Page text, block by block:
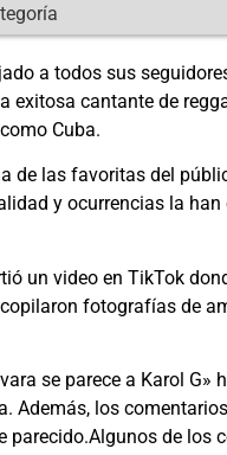
a todos sus
exitosa cantante de
Cuba.
de las favoritas del
y ocurrencias la
un video en TikTok
fotografías de
se parece a Karol
Además, los
de los